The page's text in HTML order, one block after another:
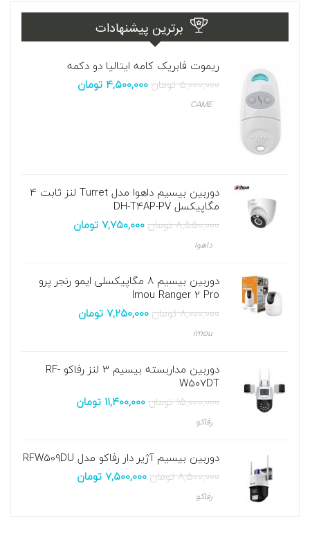
برترین پیشنهادات
ریموت فابریک کامه ایتالیا دو دکمه
۵,۰۰۰,۰۰۰تومان۴,۵۰۰,۰۰۰ تومان
CAME
دوربین بیسیم داهوا مدل Turret لنز ثابت ۴
مگاپیکسل DH-T4AP-PV
۸,۵۵۰,۰۰۰تومان۷,۷۵۰,۰۰۰تومان
داهوا
دوربین بیسیم 8 مگاپیکسلی ایمو رنجر پرو
Imou Ranger 2 Pro
۸,۰۰۰,۰۰۰تومان۷,۲۵۰,۰۰۰تومان
imou
دوربین مداربسته بیسیم 3 لنز رفاکو RF-
W507DT
۱۵,۰۰۰,۰۰۰تومان۱۱,۴۰۰,۰۰۰ تومان
رفاکو
دوربین بیسیم آژیر دار رفاکو مدل RFW509DU
۸,۵۰۰,۰۰۰تومان۷,۵۰۰,۰۰۰تومان
رفاکو